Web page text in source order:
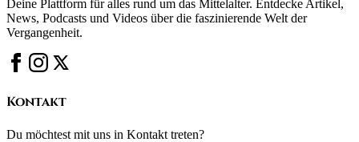
Deine Plattform für alles rund um das Mittelalter. Entdecke Artikel,
News, Podcasts und Videos über die faszinierende Welt der
Vergangenheit.
Kontakt
Du möchtest mit uns in Kontakt treten?